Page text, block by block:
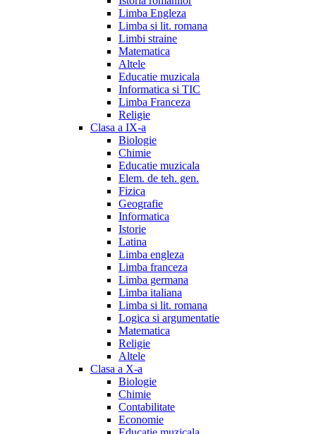
Limba Engleza
Limba si lit. romana
Limbi straine
Matematica
Altele
Educatie muzicala
Informatica si TIC
Limba Franceza
Religie
Clasa a IX-a
Biologie
Chimie
Educatie muzicala
Elem. de teh. gen.
Fizica
Geografie
Informatica
Istorie
Latina
Limba engleza
Limba franceza
Limba germana
Limba italiana
Limba si lit. romana
Logica si argumentatie
Matematica
Religie
Altele
Clasa a X-a
Biologie
Chimie
Contabilitate
Economie